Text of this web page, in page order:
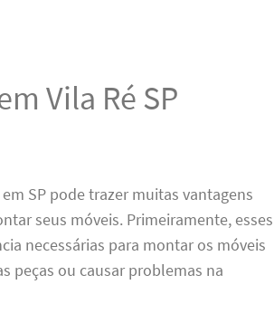
Vila Ré SP
SP pode trazer muitas vantagens
seus móveis. Primeiramente, esses
necessárias para montar os móveis
peças ou causar problemas na